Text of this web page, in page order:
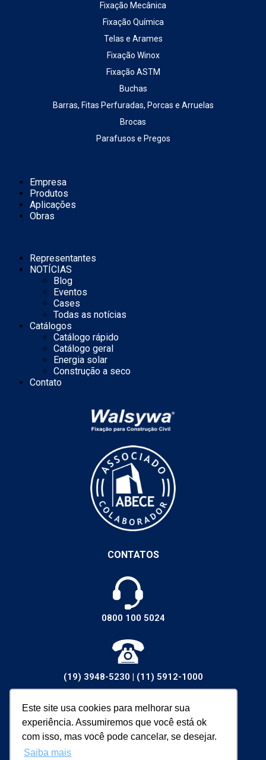
Este site usa cookies para melhorar sua
experiência. Assumiremos que você está ok
com isso, mas você pode cancelar, se desejar.
Saiba mais
Fixação Mecânica
Fixação Química
Telas e Arames
Fixação Winox
Fixação ASTM
Buchas
Barras, Fitas Perfuradas, Porcas e Arruelas
Brocas
Parafusos e Pregos
Empresa
Produtos
Aplicações
Obras
Representantes
NOTÍCIAS
Blog
Eventos
Cases
Todas as notícias
Catálogos
Catálogo rápido
Catálogo geral
Energia solar
Construção a seco
Contato
CONTATOS
0800 100 5024
(19) 3948-5230 | (11) 5912-1000
vendas@walsywa.com.br